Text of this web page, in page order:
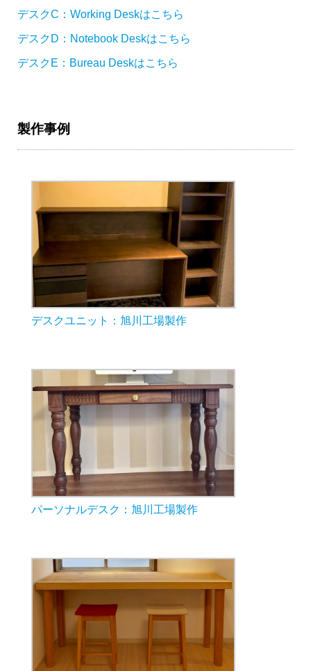
デスクC：Working Deskはこちら
デスクD：Notebook Deskはこちら
デスク E：Bureau Deskはこちら
製作事例
デスクユニット：旭川工場製作
パーソナルデスク：旭川工場製作